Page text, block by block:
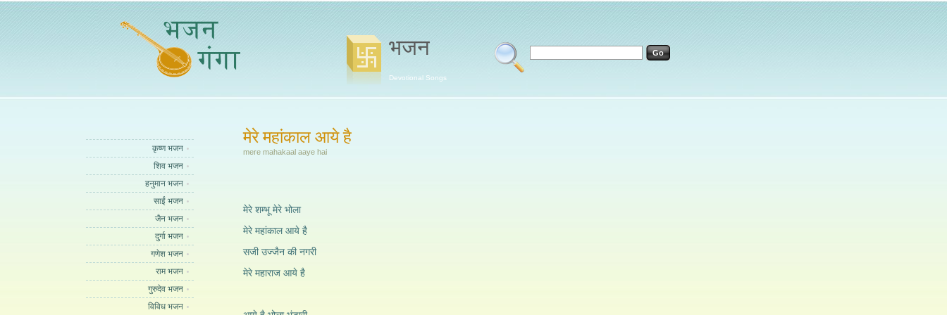
भजन
Devotional Songs
कृष्ण भजन
शिव भजन
हनुमान भजन
साईं भजन
जैन भजन
दुर्गा भजन
गणेश भजन
राम भजन
गुरुदेव भजन
विविध भजन
मेरे महांकाल आये है
mere mahakaal aaye hai
मेरे शम्भू मेरे भोला
मेरे महांकाल आये है
सजी उज्जैन की नगरी
मेरे महाराज आये है